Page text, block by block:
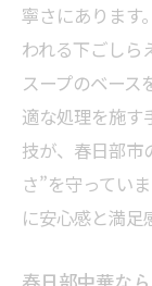
寧さにあります
われる下ごしら
スープのベース
適な処理を施す
技が、春日部市
さ”を守ってい
に安心感と満足